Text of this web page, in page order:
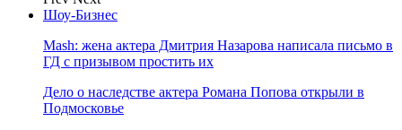
Шоу-Бизнес
Mash: жена актера Дмитрия Назарова написала письмо в
ГД с призывом простить их
Дело о наследстве актера Романа Попова открыли в
Подмосковье